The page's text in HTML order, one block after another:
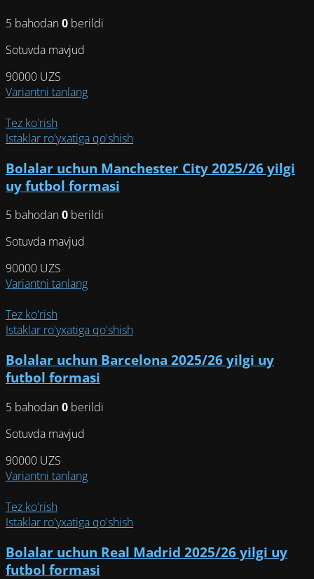
5 bahodan0 berildi
Sotuvda mavjud
90000 UZS
Variantni tanlangЭтот
несколько
Опции
можно
на
Tez ko'rish
Istaklar ro'yxatiga qo'shish
Bolalar uchun Manchester City 2025/26 yilgi
uy futbol formasi
5 bahodan0 berildi
Sotuvda mavjud
90000 UZS
Variantni tanlangЭтот
несколько
Опции
можно
на
Tez ko'rish
Istaklar ro'yxatiga qo'shish
Bolalar uchun Barcelona 2025/26 yilgi uy
futbol formasi
5 bahodan0 berildi
Sotuvda mavjud
90000 UZS
Variantni tanlangЭтот
несколько
Опции
можно
Tez ko'rish
Istaklar ro'yxatiga qo'shish
Bolalar uchun Real Madrid 2025/26 yilgi uy
futbol formasi